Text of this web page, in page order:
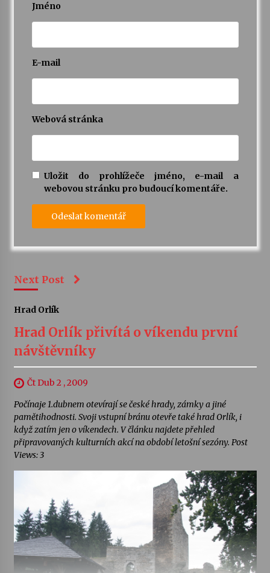
Jméno
E-mail
Webová stránka
Uložit do prohlížeče jméno, e-mail a
webovou stránku pro budoucí komentáře.
Next Post
Hrad Orlík
Hrad Orlík přivítá o víkendu první
návštěvníky
Čt Dub 2 , 2009
Počínaje 1.dubnem otevírají se české hrady, zámky a jiné
pamětihodnosti. Svoji vstupní bránu otevře také hrad Orlík, i
když zatím jen o víkendech. V článku najdete přehled
připravovaných kulturních akcí na období letošní sezóny. Post
Views: 3